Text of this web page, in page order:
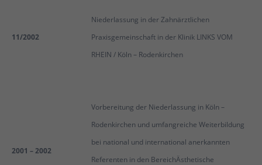
11/2002
Niederlassung in der Zahnärztlichen
Praxisgemeinschaft in der Klinik LINKS VOM
RHEIN / Köln – Rodenkirchen
2001 – 2002
Vorbereitung der Niederlassung in Köln –
Rodenkirchen und umfangreiche Weiterbildung
bei national und international anerkannten
Referenten in den BereichÄsthetische